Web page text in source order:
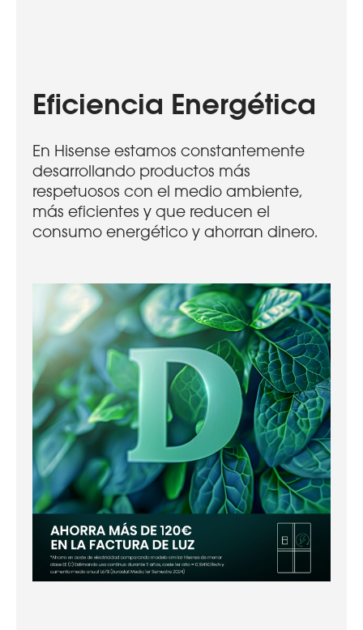
Eficiencia Energética​
En Hisense estamos constantemente
desarrollando productos más
respetuosos con el medio ambiente,
más eficientes y que reducen el
consumo energético y ahorran dinero.